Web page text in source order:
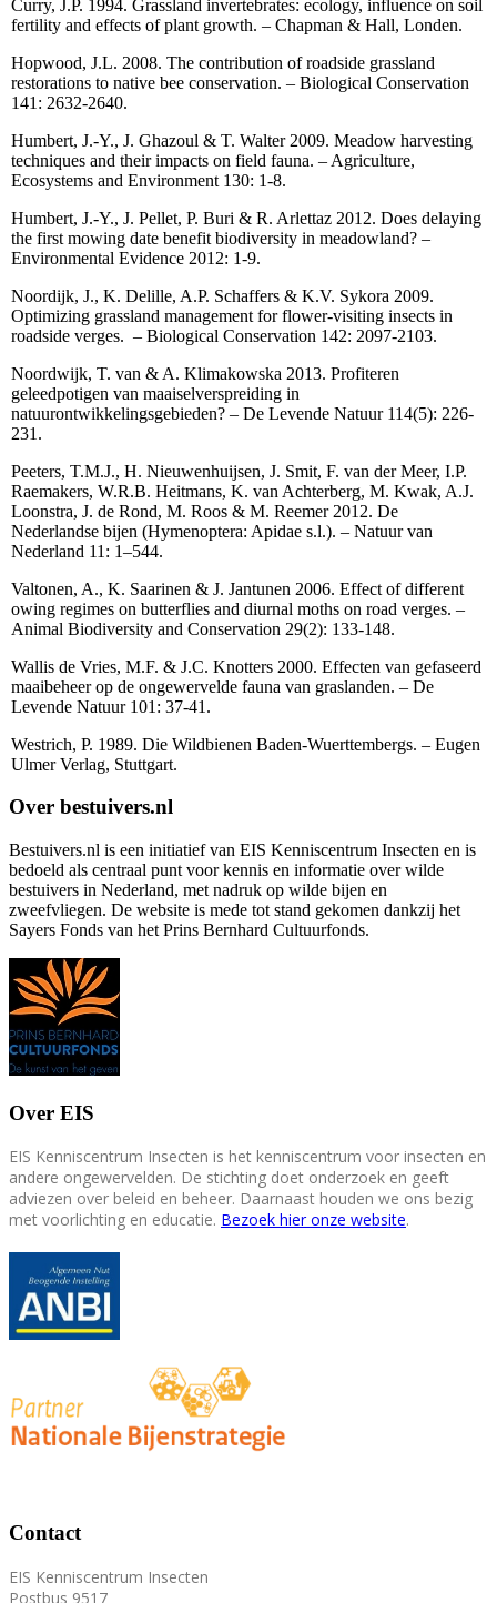
Curry, J.P. 1994. Grassland invertebrates: ecology, influence on soil
fertility and effects of plant growth. – Chapman & Hall, Londen.
Hopwood, J.L. 2008. The contribution of roadside grassland
restorations to native bee conservation. – Biological Conservation
141: 2632-2640.
Humbert, J.-Y., J. Ghazoul & T. Walter 2009. Meadow harvesting
techniques and their impacts on field fauna. – Agriculture,
Ecosystems and Environment 130: 1-8.
Humbert, J.-Y., J. Pellet, P. Buri & R. Arlettaz 2012. Does delaying
the first mowing date benefit biodiversity in meadowland? –
Environmental Evidence 2012: 1-9.
Noordijk, J., K. Delille, A.P. Schaffers & K.V. Sykora 2009.
Optimizing grassland management for flower-visiting insects in
roadside verges. – Biological Conservation 142: 2097-2103.
Noordwijk, T. van & A. Klimakowska 2013. Profiteren
geleedpotigen van maaiselverspreiding in
natuurontwikkelingsgebieden? – De Levende Natuur 114(5): 226-
231.
Peeters, T.M.J., H. Nieuwenhuijsen, J. Smit, F. van der Meer, I.P.
Raemakers, W.R.B. Heitmans, K. van Achterberg, M. Kwak, A.J.
Loonstra, J. de Rond, M. Roos & M. Reemer 2012. De
Nederlandse bijen (Hymenoptera: Apidae s.l.). – Natuur van
Nederland 11: 1–544.
Valtonen, A., K. Saarinen & J. Jantunen 2006. Effect of different
owing regimes on butterflies and diurnal moths on road verges. –
Animal Biodiversity and Conservation 29(2): 133-148.
Wallis de Vries, M.F. & J.C. Knotters 2000. Effecten van gefaseerd
maaibeheer op de ongewervelde fauna van graslanden. – De
Levende Natuur 101: 37-41.
Westrich, P. 1989. Die Wildbienen Baden-Wuerttembergs. – Eugen
Ulmer Verlag, Stuttgart.
Over bestuivers.nl
Bestuivers.nl is een initiatief van EIS Kenniscentrum Insecten en is
bedoeld als centraal punt voor kennis en informatie over wilde
bestuivers in Nederland, met nadruk op wilde bijen en
zweefvliegen. De website is mede tot stand gekomen dankzij het
Sayers Fonds van het Prins Bernhard Cultuurfonds.
Over EIS
EIS Kenniscentrum Insecten is het kenniscentrum voor insecten en
andere ongewervelden. De stichting doet onderzoek en geeft
adviezen over beleid en beheer. Daarnaast houden we ons bezig
met voorlichting en educatie. Bezoek hier onze website.
Contact
EIS Kenniscentrum Insecten
Postbus 9517